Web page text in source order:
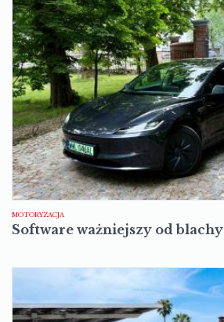
MOTORYZACJA
Software ważniejszy od blachy